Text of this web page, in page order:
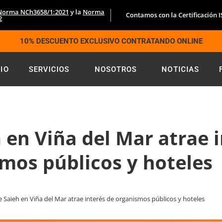
NCh3658/1:2021 y la Norma Contamos con la Certificación
10% DESCUENTO EXCLUSIVO CONTRATANDO ONLINE
SERVICIOS NOSOTROS NOTICIAS
en Viña del Mar atrae
públicos y hoteles
Saieh en Viña del Mar atrae interés de organismos públicos y hoteles